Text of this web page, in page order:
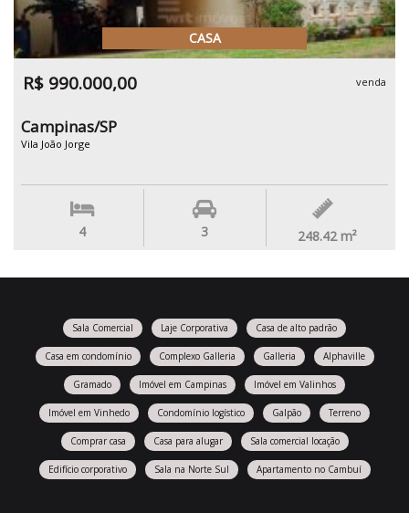
CASA
R$ 990.000,00 venda
Campinas/SP
Vila João Jorge
4 3 248.42 m²
Sala Comercial Laje Corporativa Casa de alto padrão
Casa em condomínio Complexo Galleria Galleria Alphaville
Gramado Imóvel em Campinas Imóvel em Valinhos
Imóvel em Vinhedo Condomínio logístico Galpão Terreno
Comprar casa Casa para alugar Sala comercial locação
Edifício corporativo Sala na Norte Sul Apartamento no Cambuí